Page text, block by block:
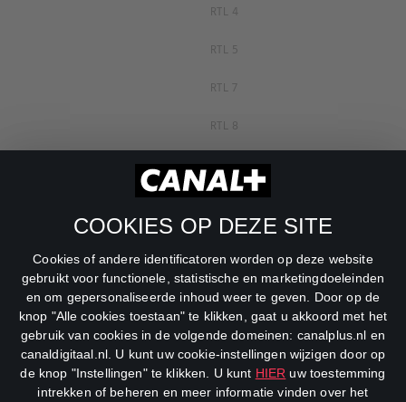
COOKIES OP DEZE SITE
Cookies of andere identificatoren worden op deze website
gebruikt voor functionele, statistische en marketingdoeleinden
en om gepersonaliseerde inhoud weer te geven. Door op de
knop "Alle cookies toestaan" te klikken, gaat u akkoord met het
gebruik van cookies in de volgende domeinen: canalplus.nl en
canaldigitaal.nl. U kunt uw cookie-instellingen wijzigen door op
de knop "Instellingen" te klikken. U kunt HIER uw toestemming
intrekken of beheren en meer informatie vinden over het
RTL 4
RTL 5
RTL 7
RTL 8
RTL Z
SBS6
Veronica
DreamWorks Channel